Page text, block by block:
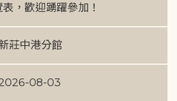
，歡迎踴躍參加！
莊中港分館
08-03